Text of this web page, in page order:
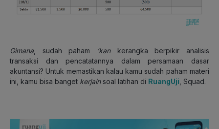
Gimana , sudah paham ‘kan kerangka berpikir analisis
transaksi dan pencatatannya dalam persamaan dasar
akuntansi? Untuk memastikan kalau kamu sudah paham materi
ini, kamu bisa banget kerjain soal latihan di RuangUji , Squad.